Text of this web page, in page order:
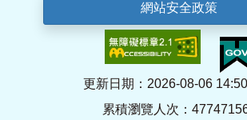
網站安全政策
更新日期：2026-08-06
累積瀏覽人次：